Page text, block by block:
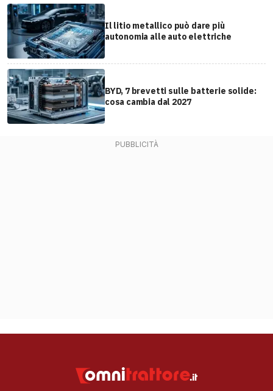
Il litio metallico può dare più
autonomia alle auto elettriche
BYD, 7 brevetti sulle batterie solide:
cosa cambia dal 2027